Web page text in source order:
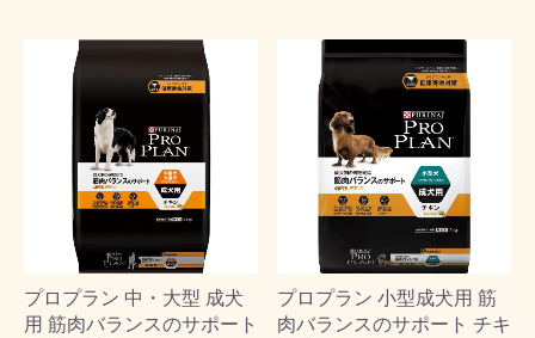
プロプラン 中・大型 成犬
用 筋肉バランスのサポート
プロプラン 小型成犬用 筋
肉バランスのサポート チキ